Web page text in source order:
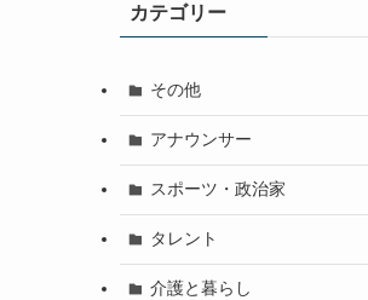
カテゴリー
その他
アナウンサー
スポーツ・政治家
タレント
介護と暮らし